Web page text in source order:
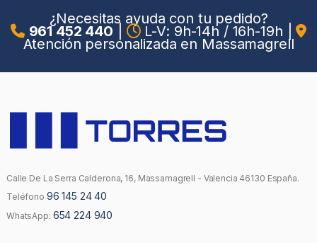
¿Necesitas ayuda con tu pedido?
961 452 440 L-V: 9h-14h / 16h-19h
Atención personalizada en Massamagrell
Calle De La Serra Calderona, 16, Massamagrell - Valencia 46130 España.
Teléfono 96 145 24 40
WhatsApp: 654 224 940